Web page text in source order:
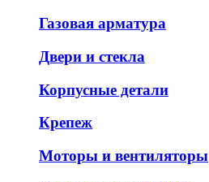
Газовая арматура
Двери и стекла
Корпусные детали
Крепеж
Моторы и вентиляторы